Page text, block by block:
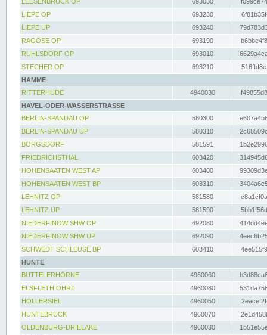
LIEPE OP
693230
LIEPE UP
693240
RAGÖSE OP
693190
RUHLSDORF OP
693010
STECHER OP
693210
HAMME
RITTERHUDE
4940030
HAVEL-ODER-WASSERSTRASSE
BERLIN-SPANDAU OP
580300
BERLIN-SPANDAU UP
580310
BORGSDORF
581591
FRIEDRICHSTHAL
603420
HOHENSAATEN WEST AP
603400
HOHENSAATEN WEST BP
603310
LEHNITZ OP
581580
LEHNITZ UP
581590
NIEDERFINOW SHW OP
692080
NIEDERFINOW SHW UP
692090
SCHWEDT SCHLEUSE BP
603410
HUNTE
BUTTELERHÖRNE
4960060
ELSFLETH OHRT
4960080
HOLLERSIEL
4960050
HUNTEBRÜCK
4960070
OLDENBURG-DRIELAKE
4960030